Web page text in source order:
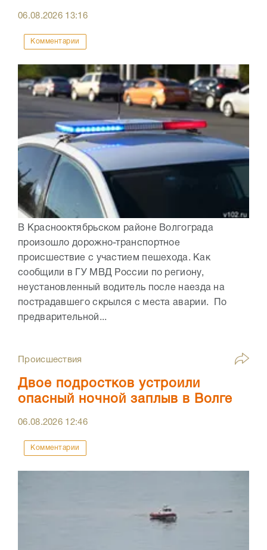
06.08.2026 13:16
Комментарии
В Краснооктябрьском районе Волгограда
произошло дорожно-транспортное
происшествие с участием пешехода. Как
сообщили в ГУ МВД России по региону,
неустановленный водитель после наезда на
пострадавшего скрылся с места аварии. По
предварительной...
Происшествия
Двое подростков устроили
опасный ночной заплыв в Волге
06.08.2026 12:46
Комментарии